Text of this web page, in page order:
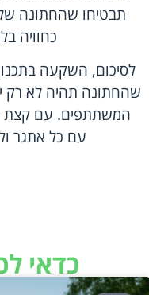
תבטיחו שהחתונה
כחוויה
לסיכום, השקעה
שהחתונה תהיה לא רק
המשתתפים. עם קצת
עם כל אתגר
כדאי